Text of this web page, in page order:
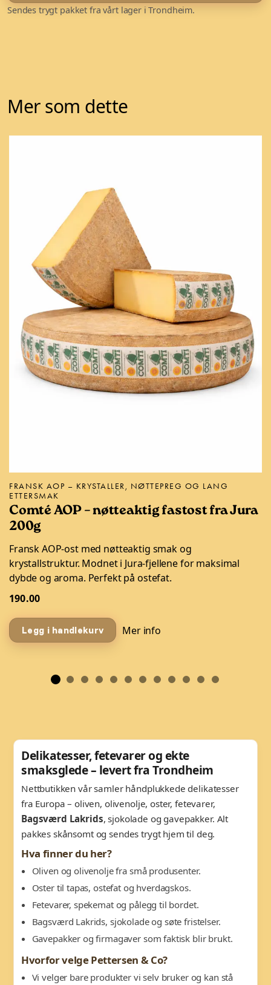
Sendes trygt pakket fra vårt lager i Trondheim.
Mer som dette
FRANSK AOP – KRYSTALLER, NØTTEPREG OG LANG
ETTERSMAK
Comté AOP – nøtteaktig fastost fra Jura
200g
Fransk AOP-ost med nøtteaktig smak og
krystallstruktur. Modnet i Jura-fjellene for maksimal
dybde og aroma. Perfekt på ostefat.
190.00
Legg i handlekurv Mer info
Delikatesser, fetevarer og ekte
smaksglede – levert fra Trondheim
Nettbutikken vår samler håndplukkede delikatesser
fra Europa – oliven, olivenolje, oster, fetevarer,
Bagsværd Lakrids, sjokolade og gavepakker. Alt
pakkes skånsomt og sendes trygt hjem til deg.
Hva finner du her?
Oliven og olivenolje fra små produsenter.
Oster til tapas, ostefat og hverdagskos.
Fetevarer, spekemat og pålegg til bordet.
Bagsværd Lakrids, sjokolade og søte fristelser.
Gavepakker og firmagaver som faktisk blir brukt.
Hvorfor velge Pettersen & Co?
Vi velger bare produkter vi selv bruker og kan stå